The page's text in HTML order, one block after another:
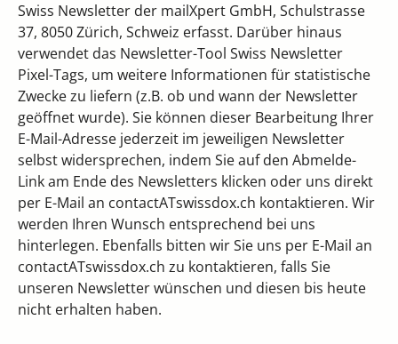
Swiss Newsletter der mailXpert GmbH, Schulstrasse
37, 8050 Zürich, Schweiz erfasst. Darüber hinaus
verwendet das Newsletter-Tool Swiss Newsletter
Pixel-Tags, um weitere Informationen für statistische
Zwecke zu liefern (z.B. ob und wann der Newsletter
geöffnet wurde). Sie können dieser Bearbeitung Ihrer
E-Mail-Adresse jederzeit im jeweiligen Newsletter
selbst widersprechen, indem Sie auf den Abmelde-
Link am Ende des Newsletters klicken oder uns direkt
per E-Mail an contactATswissdox.ch kontaktieren. Wir
werden Ihren Wunsch entsprechend bei uns
hinterlegen. Ebenfalls bitten wir Sie uns per E-Mail an
contactATswissdox.ch zu kontaktieren, falls Sie
unseren Newsletter wünschen und diesen bis heute
nicht erhalten haben.